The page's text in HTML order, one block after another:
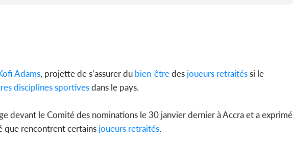
Adams, projette de s’assurer du bien-êtredes joueurs retraitéssi le
disciplines sportivesdans le pays.
devant le Comité des nominations le 30 janvier dernier à Accra et a exprimé
que rencontrent certains joueurs retraités.